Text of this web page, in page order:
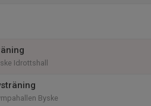
Idrottshall
Byske